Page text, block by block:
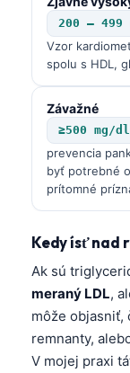
200 – 499
Vzor
spolu s HDL,
Závažné
≥500 mg/dl
prevencia
byť potrebné
prítomné
Kedy ísť nad
Ak sú
meraný LDL,
môže objasniť,
remnanty,
V mojej praxi